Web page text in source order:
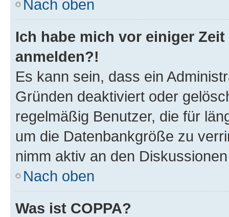
Nach oben
Ich habe mich vor einiger
anmelden?!
Es kann sein, dass ein
Gründen deaktiviert oder
regelmäßig Benutzer, die für
um die Datenbankgröße zu
nimm aktiv an den
Nach oben
Was ist COPPA?